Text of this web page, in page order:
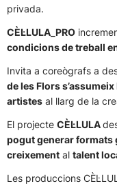
privada.
CÈL·LULA_PRO
condicions de treball
Invita a coreògrafs a
de les Flors
artistes al llarg de la
El projecte CÈL·LULA
pogut generar formats
creixement al talent
Les produccions